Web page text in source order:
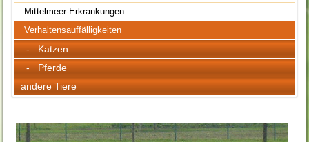
Mittelmeer-Erkrankungen
Verhaltensauffälligkeiten
- Katzen
- Pferde
andere Tiere